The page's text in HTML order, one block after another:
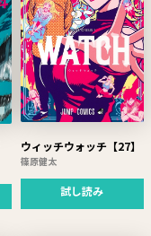
ウィッチウォッチ【27】
篠原健太
試し読み